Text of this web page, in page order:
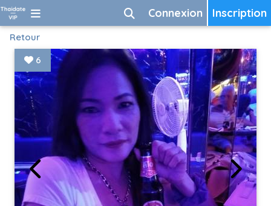
Inscription
Connexion
Retour
6